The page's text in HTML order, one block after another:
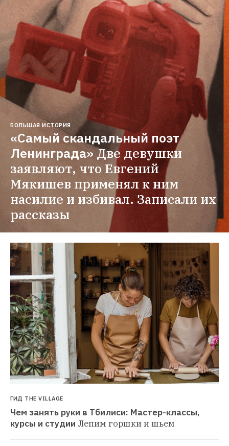
БОЛЬШАЯ ИСТОРИЯ
«Самый скандальный поэт
Ленинграда»Две девушки
заявляют, что Евгений
Мякишев применял к ним
насилие и избивал. Записали их
рассказы
ГИД THE VILLAGE
Чем занять руки в Тбилиси: Мастер-классы,
курсы и студии Лепим горшки и шьем